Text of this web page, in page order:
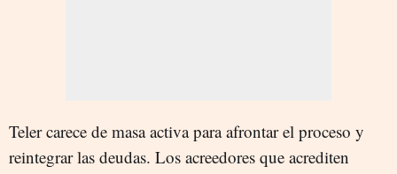
Teler carece de masa activa para afrontar el proceso y
reintegrar las deudas. Los acreedores que acrediten